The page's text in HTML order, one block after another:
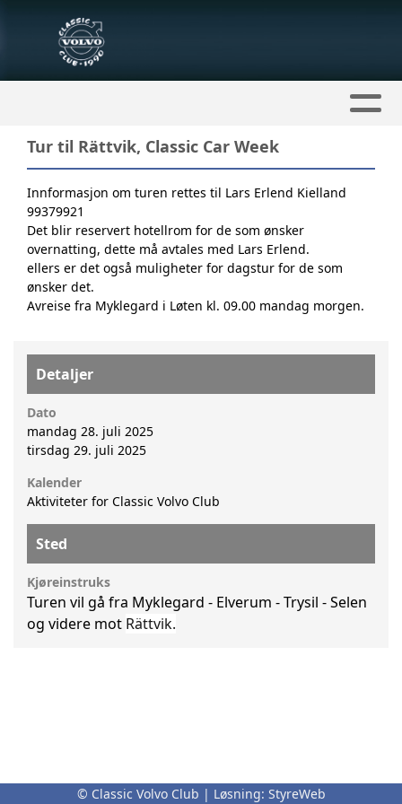
Tur til Rättvik, Classic Car Week
Innformasjon om turen rettes til Lars Erlend Kielland
99379921
Det blir reservert hotellrom for de som ønsker
overnatting, dette må avtales med Lars Erlend.
ellers er det også muligheter for dagstur for de som
ønsker det.
Avreise fra Myklegard i Løten kl. 09.00 mandag morgen.
Detaljer
Dato
mandag 28. juli 2025
tirsdag 29. juli 2025
Kalender
Aktiviteter for Classic Volvo Club
Sted
Kjøreinstruks
Turen vil gå fra Myklegard - Elverum - Trysil - Selen
og videre mot Rättvik.
© Classic Volvo Club | Løsning: StyreWeb